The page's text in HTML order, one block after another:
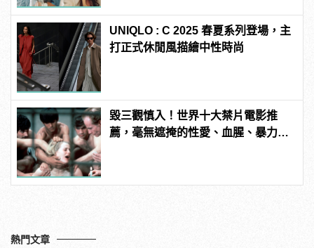
UNIQLO : C 2025 春夏系列登場，主
打正式休閒風描繪中性時尚
毀三觀慎入！世界十大禁片電影推
薦，毫無遮掩的性愛、血腥、暴力、
熱門文章